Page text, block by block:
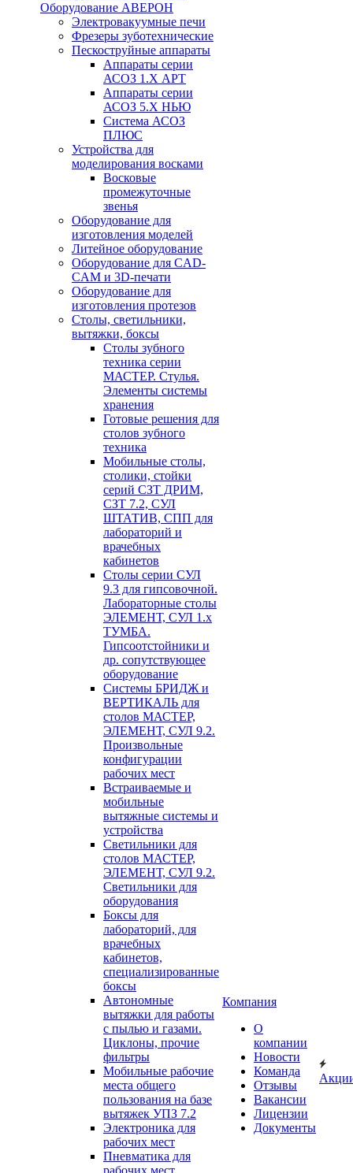
Оборудование АВЕРОН
Электровакуумные печи
Фрезеры зуботехнические
Пескоструйные аппараты
Аппараты серии
АСОЗ 1.Х АРТ
Аппараты серии
АСОЗ 5.Х НЬЮ
Система АСОЗ
ПЛЮС
Устройства для
моделирования восками
Восковые
промежуточные
звенья
Оборудование для
изготовления моделей
Литейное оборудование
Оборудование для CAD-
CAM и 3D-печати
Оборудование для
изготовления протезов
Cтолы, светильники,
вытяжки, боксы
Столы зубного
техника серии
МАСТЕР. Стулья.
Элементы системы
хранения
Готовые решения для
столов зубного
техника
Мобильные столы,
столики, стойки
серий СЗТ ДРИМ,
СЗТ 7.2, СУЛ
ШТАТИВ, СПП для
лабораторий и
врачебных
кабинетов
Столы серии СУЛ
9.3 для гипсовочной.
Лабораторные столы
ЭЛЕМЕНТ, СУЛ 1.х
ТУМБА.
Гипсоотстойники и
др. сопутствующее
оборудование
Системы БРИДЖ и
ВЕРТИКАЛЬ для
столов МАСТЕР,
ЭЛЕМЕНТ, СУЛ 9.2.
Произвольные
конфигурации
рабочих мест
Встраиваемые и
мобильные
вытяжные системы и
устройства
Светильники для
столов МАСТЕР,
ЭЛЕМЕНТ, СУЛ 9.2.
Светильники для
оборудования
Боксы для
лабораторий, для
врачебных
кабинетов,
специализированные
боксы
Автономные
вытяжки для работы
с пылью и газами.
Циклоны, прочие
фильтры
Мобильные рабочие
места общего
пользования на базе
вытяжек УПЗ 7.2
Электроника для
рабочих мест
Пневматика для
рабочих мест
Компания
О
компании
Новости
Команда
Отзывы
Вакансии
Лицензии
Документы